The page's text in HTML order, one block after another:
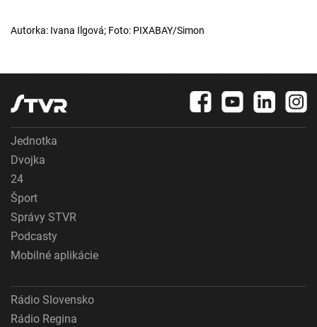
Autorka: Ivana Ilgová; Foto: PIXABAY/Simon
Jednotka
Dvojka
24
Šport
Správy STVR
Podcasty
Mobilné aplikácie
Rádio Slovensko
Rádio Regina